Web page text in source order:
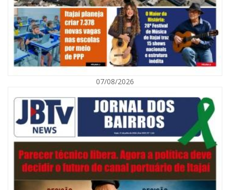
Defesa Civil orienta população sobre descarte correto de lixo para
prevenir alagamentos
NAVEGANTES
07/08/2026